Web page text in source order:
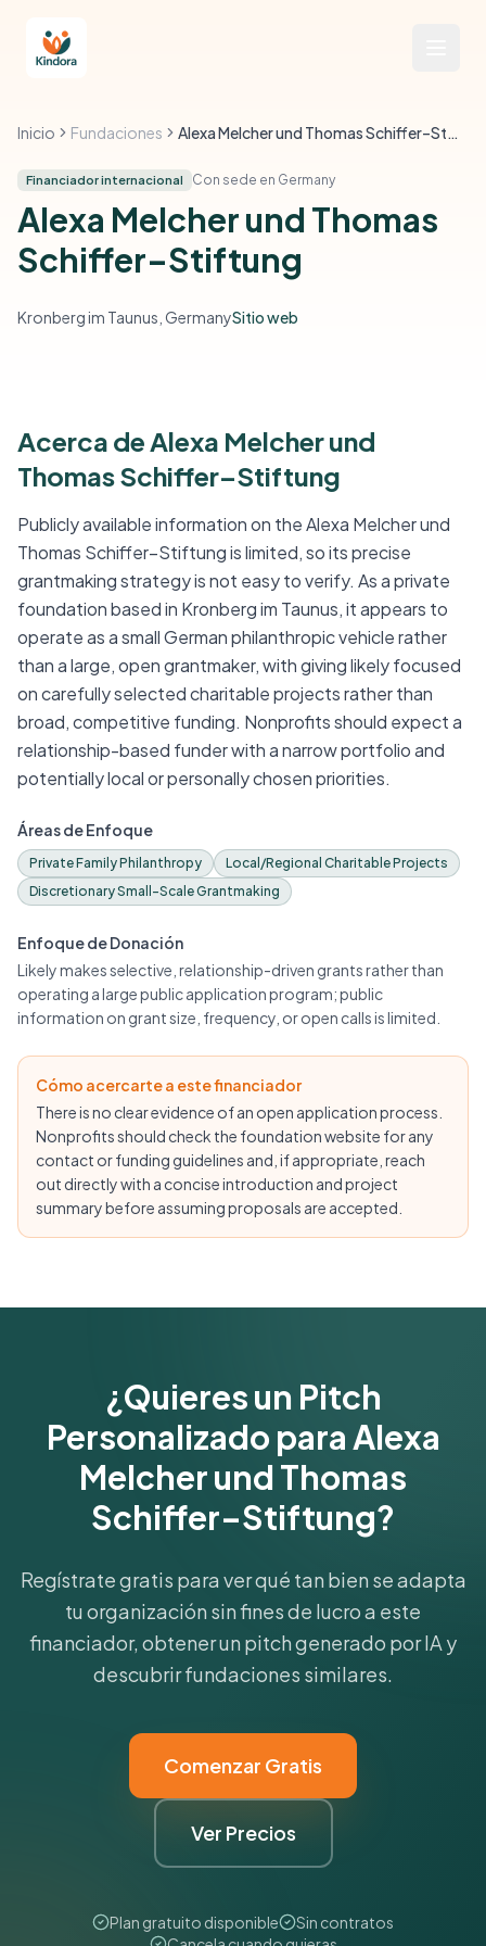
Inicio Fundaciones Alexa Melcher und Thomas Schiffer–Stiftung
Financiador internacional Con sede en Germany
Alexa Melcher und Thomas
Schiffer–Stiftung
Kronberg im Taunus, GermanySitio web
Acerca de Alexa Melcher und
Thomas Schiffer–Stiftung
Publicly available information on the Alexa Melcher und
Thomas Schiffer–Stiftung is limited, so its precise
grantmaking strategy is not easy to verify. As a private
foundation based in Kronberg im Taunus, it appears to
operate as a small German philanthropic vehicle rather
than a large, open grantmaker, with giving likely focused
on carefully selected charitable projects rather than
broad, competitive funding. Nonprofits should expect a
relationship-based funder with a narrow portfolio and
potentially local or personally chosen priorities.
Áreas de Enfoque
Private Family Philanthropy
Local/Regional Charitable Projects
Discretionary Small-Scale Grantmaking
Enfoque de Donación
Likely makes selective, relationship-driven grants rather than
operating a large public application program; public
information on grant size, frequency, or open calls is limited.
Cómo acercarte a este financiador
There is no clear evidence of an open application process.
Nonprofits should check the foundation website for any
contact or funding guidelines and, if appropriate, reach
out directly with a concise introduction and project
summary before assuming proposals are accepted.
¿Quieres un Pitch
Personalizado para Alexa
Melcher und Thomas
Schiffer–Stiftung?
Regístrate gratis para ver qué tan bien se adapta
tu organización sin fines de lucro a este
financiador, obtener un pitch generado por IA y
descubrir fundaciones similares.
Comenzar Gratis
Ver Precios
Plan gratuito disponible
Sin contratos